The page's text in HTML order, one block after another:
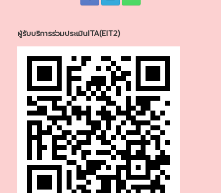
ผู้รับบริการร่วมประเมินITA(EIT2)